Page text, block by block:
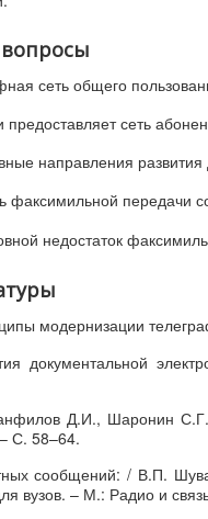
сеть общего
сеть
направления развития
факсимильной передачи
недостаток
модернизации
документальной
Д.И., Шаронин
С. 58–64.
сообщений: / В.П.
вузов. – М.: Радио и